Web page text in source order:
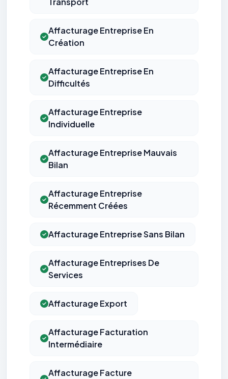
Affacturage Entreprise En
Création
Affacturage Entreprise En
Difficultés
Affacturage Entreprise
Individuelle
Affacturage Entreprise Mauvais
Bilan
Affacturage Entreprise
Récemment Créées
Affacturage Entreprise Sans Bilan
Affacturage Entreprises De
Services
Affacturage Export
Affacturage Facturation
Intermédiaire
Affacturage Facture